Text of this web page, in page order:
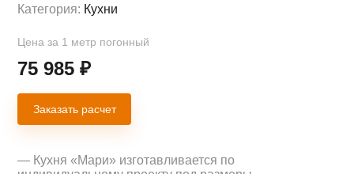
Категория: Кухни
Цена за 1 метр погонный
75 985₽
Заказать расчет
— Кухня «Мари» изготавливается по